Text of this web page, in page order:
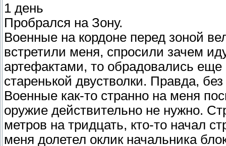
1 день
Пробрался на Зону.
Военные на кордоне перед зоной
встретили меня, спросили зачем
артефактами, то обрадовались
старенькой двустволки. Правда,
Военные как-то странно на меня
оружие действительно не нужно.
метров на тридцать, кто-то начал
меня долетел оклик начальника